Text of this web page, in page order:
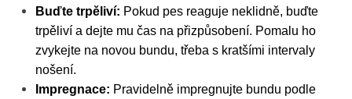
Buďte trpěliví: Pokud pes reaguje neklidně, buďte
trpěliví a dejte mu čas na přizpůsobení. Pomalu ho
zvykejte na novou bundu, třeba s kratšími intervaly
nošení.
Impregnace: Pravidelně impregnujte bundu podle